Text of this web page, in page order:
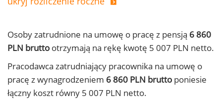
Osoby zatrudnione na umowę o pracę z pensją 6 860
PLN brutto otrzymają na rękę kwotę 5 007 PLN netto.
Pracodawca zatrudniający pracownika na umowę o
pracę z wynagrodzeniem 6 860 PLN brutto poniesie
łączny koszt równy 5 007 PLN netto.